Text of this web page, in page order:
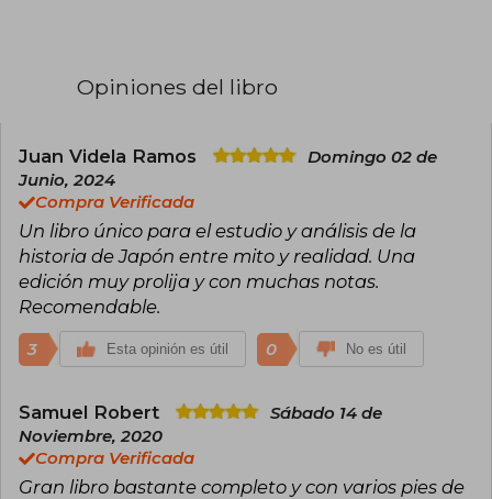
autoría compartida puede variar desde libros de
rótulo incluyen Manual de cuidados paliativos
(2021), Narraciones extraordinarias (antología,
2008) y Introducción a las ciencias sociales
(2020), entre muchas otras. Dado que "Varios
autores" no representa a una persona concreta,
no puede atribuirse la obtención de premios a
este nombre colectivo, aunque las obras en sí a
veces han sido reconocidas por instituciones
académicas o editoriales.
Opiniones del libro
Juan Videla Ramos
Domingo 02 de
Junio, 2024
Compra Verificada
Un libro único para el estudio y análisis de la
historia de Japón entre mito y realidad. Una
edición muy prolija y con muchas notas.
Recomendable.
3 Esta opinión es útil 0 No es útil
Samuel Robert
Sábado 14 de
Noviembre, 2020
Compra Verificada
Gran libro bastante completo y con varios pies de